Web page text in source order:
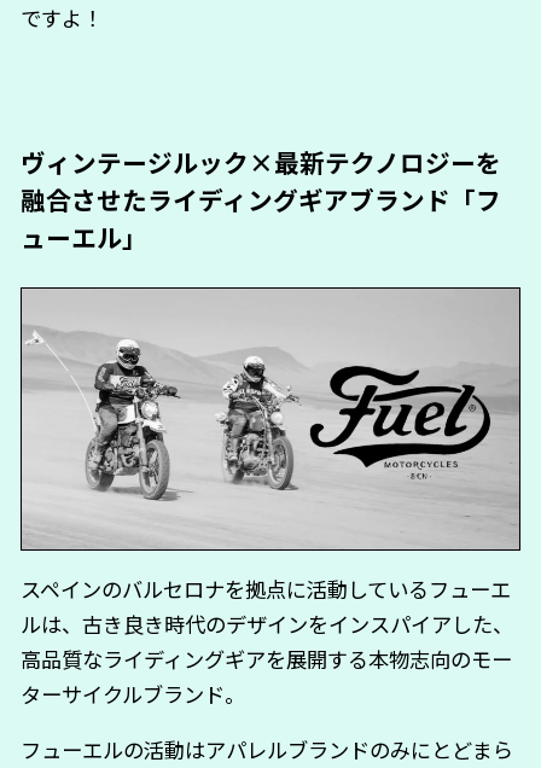
ですよ！
ヴィンテージルック×最新テクノロジーを
融合させたライディングギアブランド「フ
ューエル」
スペインのバルセロナを拠点に活動しているフューエ
ルは、古き良き時代のデザインをインスパイアした、
高品質なライディングギアを展開する本物志向のモー
ターサイクルブランド。
フューエルの活動はアパレルブランドのみにとどまら